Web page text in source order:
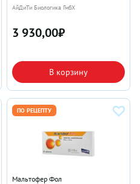
АйДиТи Биологика ГмбХ
3 930,00₽
В корзину
ПО РЕЦЕПТУ
Мальтофер Фол